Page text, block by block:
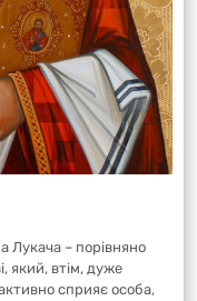
Лукача – порівняно
який, втім, дуже
сприяє особа,